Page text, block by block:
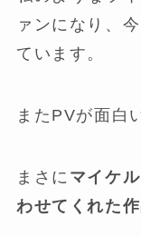
ァンになり、
ています。
またPVが面白
まさに マイケ
わせてくれた作